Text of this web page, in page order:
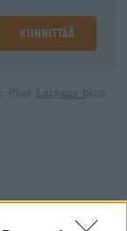
Kiinnittää
Plus Laivaus plus